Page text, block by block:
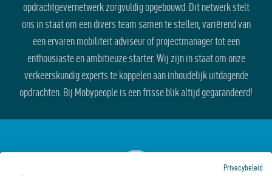
opdrachtgevernetwerk zorgvuldig opgebouwd. Dit netwerk stelt
ons in staat om een divers team samen te stellen, variërend van
een ervaren mobiliteit adviseur of projectmanager tot een
enthousiaste en ambitieuze starter. Wij zijn in staat om onze
verkeerskundig experts te koppelen aan inhoudelijk uitdagende
opdrachten. Bij Mobypeople is een frisse blik altijd gegarandeerd!
Privacybeleid